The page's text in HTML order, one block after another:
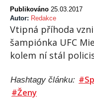
Publikováno 25.03.2017
Autor: Redakce
Vtipná příhoda
šampiónka UFC
kolem ní stál
Hashtagy článku:
#Ženy